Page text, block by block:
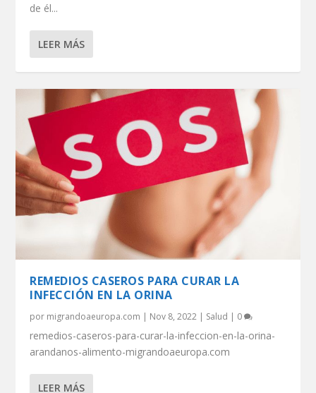
de él...
LEER MÁS
REMEDIOS CASEROS PARA CURAR LA
INFECCIÓN EN LA ORINA
por migrandoaeuropa.com | Nov 8, 2022 | Salud | 0
remedios-caseros-para-curar-la-infeccion-en-la-orina-
arandanos-alimento-migrandoaeuropa.com
LEER MÁS